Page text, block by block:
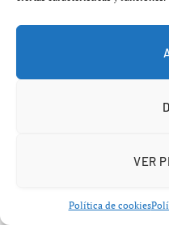
VER
Política de cookies
Un conductor
por sus propios medios